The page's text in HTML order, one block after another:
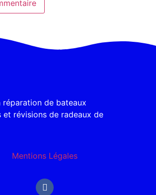
réparation de bateaux
et révisions de radeaux de
Mentions Légales